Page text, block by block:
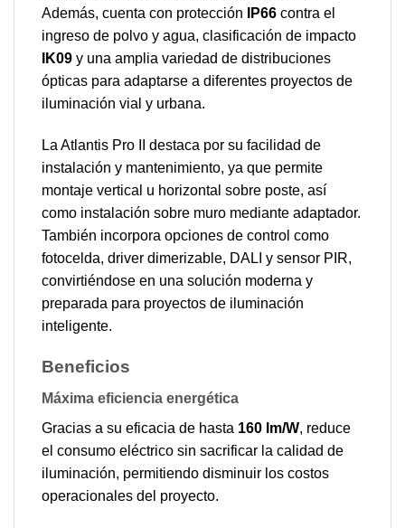
Además, cuenta con protección
IP66 contra el
ingreso de polvo y agua, clasificación de impacto
IK09 y una amplia variedad de distribuciones
ópticas para adaptarse a diferentes proyectos de
iluminación vial y urbana.
La Atlantis Pro II destaca por su facilidad de
instalación y mantenimiento, ya que permite
montaje vertical u horizontal sobre poste, así
como instalación sobre muro mediante adaptador.
También incorpora opciones de control como
fotocelda, driver dimerizable, DALI y sensor PIR,
convirtiéndose en una solución moderna y
preparada para proyectos de iluminación
inteligente.
Beneficios
Máxima eficiencia energética
Gracias a su eficacia de hasta 160 lm/W, reduce
el consumo eléctrico sin sacrificar la calidad de
iluminación, permitiendo disminuir los costos
operacionales del proyecto.